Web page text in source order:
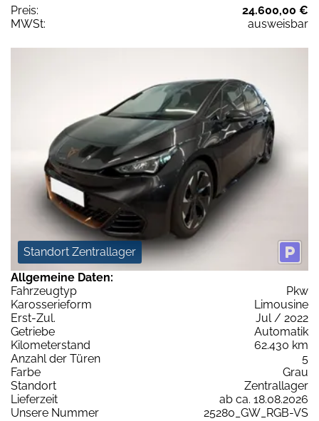
Preis:
24.600,00 €
MWSt:
ausweisbar
Standort Zentrallager
Allgemeine Daten:
Fahrzeugtyp
Pkw
Karosserieform
Limousine
Erst-Zul.
Jul / 2022
Getriebe
Automatik
Kilometerstand
62.430 km
Anzahl der Türen
5
Farbe
Grau
Standort
Zentrallager
Lieferzeit
ab ca. 18.08.2026
Unsere Nummer
25280_GW_RGB-VS